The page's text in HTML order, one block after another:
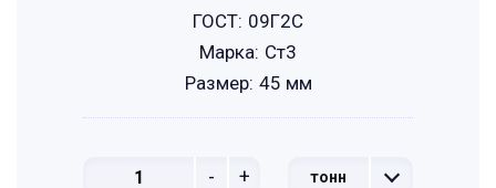
- + тонн
ГОСТ: 09Г2С
Марка: Ст3
Размер: 45 мм